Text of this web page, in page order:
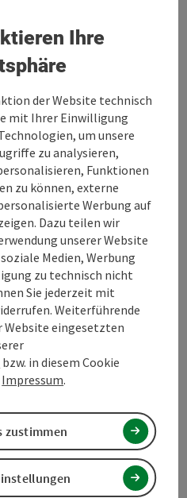
und
In der Nähe
Ihre
der Website technisch
mit Ihrer Einwilligung
um unsere
zu analysieren,
Funktionen
zu können, externe
Werbung auf
Dazu teilen wir
unserer Website
Medien, Werbung
zu technisch nicht
Sie jederzeit mit
Weiterführende
Website eingesetzten
bzw. in diesem Cookie
Impressum.
zustimmen